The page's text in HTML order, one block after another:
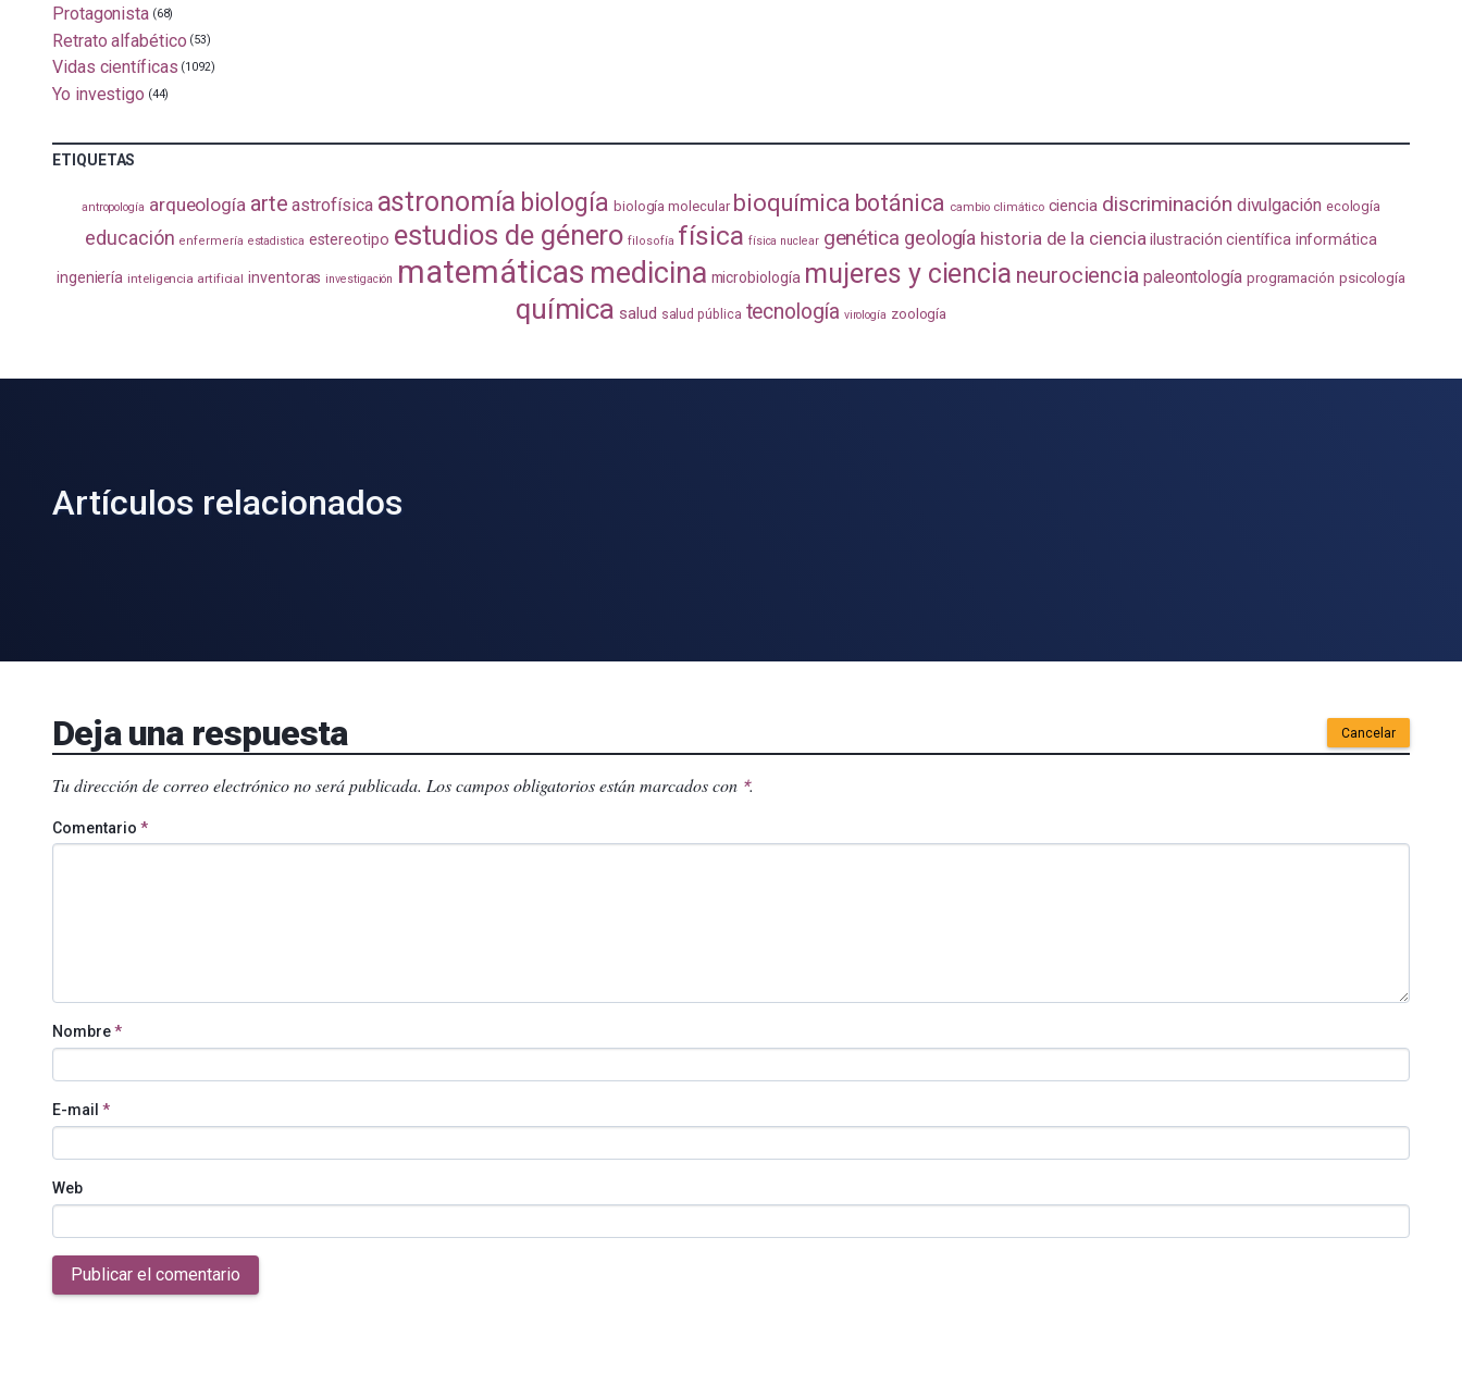
Protagonista (68)
Retrato alfabético (53)
Vidas científicas (1092)
Yo investigo (44)
ETIQUETAS
antropología arqueología arte astrofísica astronomía biología biología molecular bioquímica botánica cambio climático ciencia discriminación divulgación ecología
educación enfermería estadistica estereotipo estudios de género filosofía física física nuclear genética geología historia de la ciencia ilustración científica informática
ingeniería inteligencia artificial inventoras investigación matemáticas medicina microbiología mujeres y ciencia neurociencia paleontología programación psicología
química salud salud pública tecnología virología zoología
Artículos relacionados
Deja una respuesta Cancelar
Tu dirección de correo electrónico no será publicada. Los campos obligatorios están marcados con *.
Comentario *
Nombre*
E-mail *
Web
Publicar el comentario